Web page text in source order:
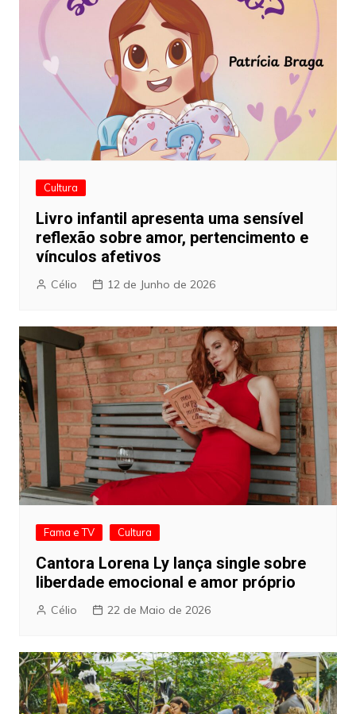
Cultura
Livro infantil apresenta uma sensível
reflexão sobre amor, pertencimento e
vínculos afetivos
Célio 12 de Junho de 2026
Fama e TV Cultura
Cantora Lorena Ly lança single sobre
liberdade emocional e amor próprio
Célio 22 de Maio de 2026